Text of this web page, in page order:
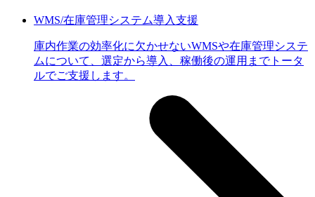
WMS/在庫管理システム導入支援
庫内作業の効率化に欠かせないWMSや在庫管理システ
ムについて、選定から導入、稼働後の運用までトータ
ルでご支援します。